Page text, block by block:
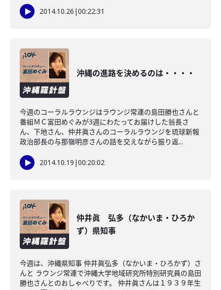
2014.10.26 |00:22:31
沖縄の進路を決めるのは・・・・
今週のコーラルラウンジはラウンジ常連の島田勝也さんと
番組ＭＣ富田めぐみが3週にわたってお届けした翁長さ
ん、下地さん、仲井眞さんのコーラルラウンジを琉球新報
政治部長の与那嶺明彦さんの話を交えながら振り返...
2014.10.19 |00:20:02
仲井眞 弘多（なかいま・ひろか
ず）県知事
今週は、沖縄県知事 仲井眞弘多（なかいま・ひろかず）さ
んと ラウンジ常連で沖縄大学地域研究所特別研究員の島田
勝也さんとのおしゃべりです。 仲井眞さんは１９３９年生